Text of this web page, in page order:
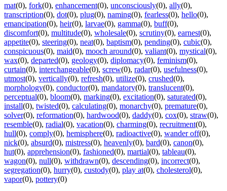
mat(0), fork(0), enhancement(0), unconsciously(0), ally(0),
transcription(0), dot(0), plug(0), naming(0), fearless(0), hello(0),
emancipation(0), heir(0), larvae(0), gamma(0), buff(0),
discomfort(0), multitude(0), wholesale(0), scrutiny(0), earnest(0),
appetite(0), steering(0), neat(0), baptism(0), pending(0), cubic(0),
conspicuous(0), maid(0), mooch around(0), valiant(0), mystical(0),
wax(0), departed(0), geology(0), diplomacy(0), feminism(0),
curtain(0), interchangeable(0), screw(0), radar(0), usefulness(0),
utmost(0), vertically(0), refresh(0), utilize(0), crushed(0),
morphology(0), conductor(0), mandatory(0), translucent(0),
perceptual(0), bloom(0), marking(0), excitation(0), saturated(0),
install(0), twisted(0), calculating(0), monarchy(0), premature(0),
solver(0), reformation(0), hardwood(0), daddy(0), cox(0), straw(0),
resemble(0), radial(0), vacation(0), charming(0), recruitment(0),
hull(0), comply(0), hemisphere(0), radioactive(0), wander off(0),
nick(0), absurd(0), mistress(0), heavenly(0), bard(0), canon(0),
hut(0), apprehension(0), fashioned(0), martial(0), tableau(0),
wagon(0), null(0), withdrawn(0), descending(0), incorrect(0),
segregation(0), hurry(0), custody(0), play at(0), cholesterol(0),
vapor(0), pottery(0)